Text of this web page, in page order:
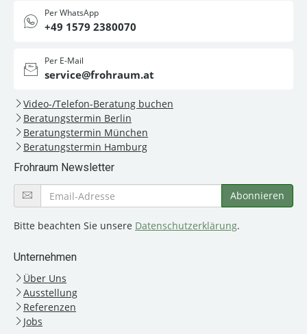
Per WhatsApp
+49 1579 2380070
Per E-Mail
service@frohraum.at
Video-/Telefon-Beratung buchen
Beratungstermin Berlin
Beratungstermin München
Beratungstermin Hamburg
Frohraum Newsletter
Bitte beachten Sie unsere Datenschutzerklärung.
Unternehmen
Über Uns
Ausstellung
Referenzen
Jobs